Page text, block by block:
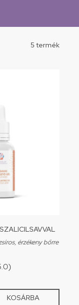
5 termék
érzékeny bőrre
KOSÁRBA